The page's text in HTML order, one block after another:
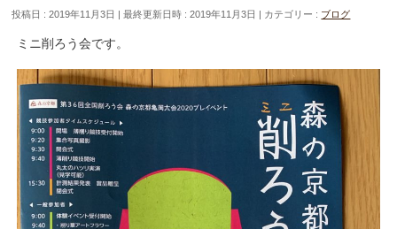
投稿日 : 2019年11月3日 最終更新日時 : 2019年11月3日 カテゴリー : ブログ
ミニ削ろう会です。